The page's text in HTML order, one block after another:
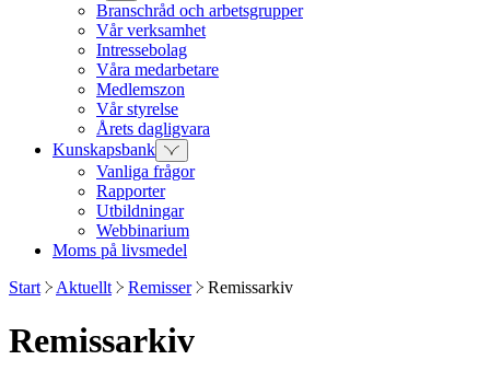
Branschråd och arbetsgrupper
Vår verksamhet
Intressebolag
Våra medarbetare
Medlemszon
Vår styrelse
Årets dagligvara
Kunskapsbank
Vanliga frågor
Rapporter
Utbildningar
Webbinarium
Moms på livsmedel
Start
Aktuellt Remisser Remissarkiv
Remissarkiv